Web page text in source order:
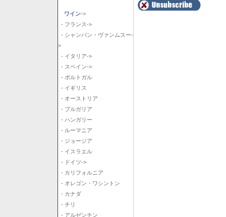
ワイン->
- フランス->
- シャンパン・ヴァンムスー-
>
- イタリア->
- スペイン->
- ポルトガル
- イギリス
- オーストリア
- ブルガリア
- ハンガリー
- ルーマニア
- ジョージア
- イスラエル
- ドイツ->
- カリフォルニア
- オレゴン・ワシントン
- カナダ
- チリ
- アルゼンチン